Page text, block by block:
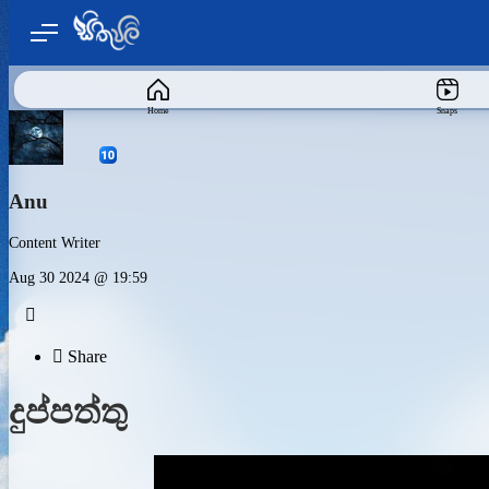
Home Snaps
Anu
Content Writer
Aug 30 2024 @ 19:59

 Share
දුප්පත්තු